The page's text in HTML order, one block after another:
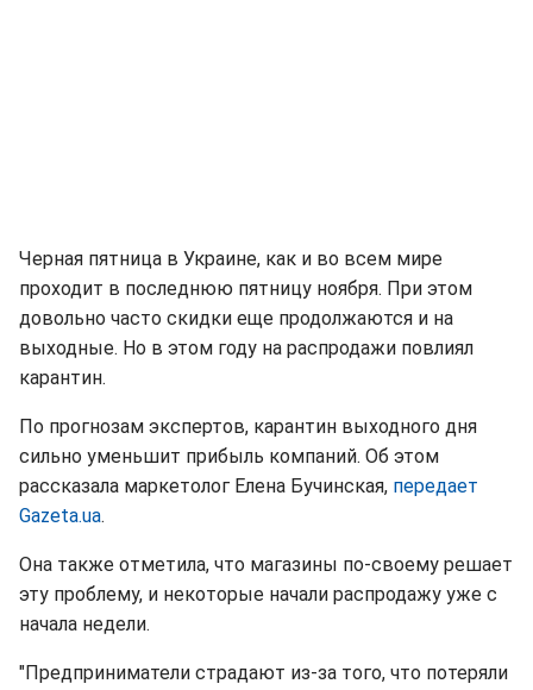
Черная пятница в Украине, как и во всем мире
проходит в последнюю пятницу ноября. При этом
довольно часто скидки еще продолжаются и на
выходные. Но в этом году на распродажи повлиял
карантин.
По прогнозам экспертов, карантин выходного дня
сильно уменьшит прибыль компаний. Об этом
рассказала маркетолог Елена Бучинская, передает
Gazeta.ua.
Она также отметила, что магазины по-своему решает
эту проблему, и некоторые начали распродажу уже с
начала недели.
"Предприниматели страдают из-за того, что потеряли